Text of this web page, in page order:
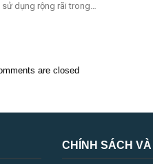
sử dụng rộng rãi trong…
are closed
CHÍNH SÁCH